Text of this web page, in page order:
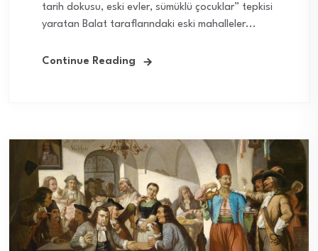
tarih dokusu, eski evler, sümüklü çocuklar” tepkisi
yaratan Balat taraflarındaki eski mahalleler...
Continue Reading